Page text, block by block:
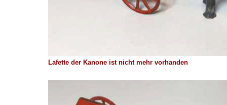
Lafette der Kanone ist nicht mehr vorhanden